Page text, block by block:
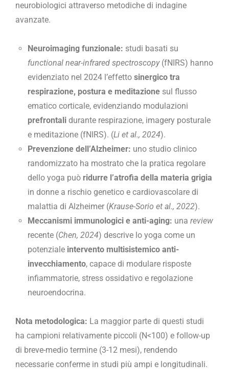
neurobiologici attraverso metodiche di indagine
avanzate.
Neuroimaging funzionale: studi basati su
functional near-infrared spectroscopy(fNIRS) hanno
evidenziato nel 2024 l’effetto sinergico tra
respirazione, postura e meditazione sul flusso
ematico corticale, evidenziando modulazioni
prefrontali durante respirazione, imagery posturale
e meditazione (fNIRS). (Li et al., 2024).
Prevenzione dell’Alzheimer: uno studio clinico
randomizzato ha mostrato che la pratica regolare
dello yoga può ridurre l’atrofia della materia grigia
in donne a rischio genetico e cardiovascolare di
malattia di Alzheimer (Krause-Sorio et al., 2022).
Meccanismi immunologici e anti-aging: una review
recente (Chen, 2024) descrive lo yoga come un
potenziale intervento multisistemico anti-
invecchiamento, capace di modulare risposte
infiammatorie, stress ossidativo e regolazione
neuroendocrina.
Nota metodologica: La maggior parte di questi studi
ha campioni relativamente piccoli (N<100) e follow-up
di breve-medio termine (3-12 mesi), rendendo
necessarie conferme in studi più ampi e longitudinali.